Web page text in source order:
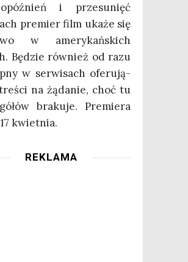
i prze­su­nięć
pre­mier film uka­że się
w ame­ry­kań­skich
Będzie rów­nież od razu
w ser­wi­sach ofe­ru­ją­
na żąda­nie, choć tu
bra­ku­je. Pre­mie­ra
kwietnia.
REKLAMA